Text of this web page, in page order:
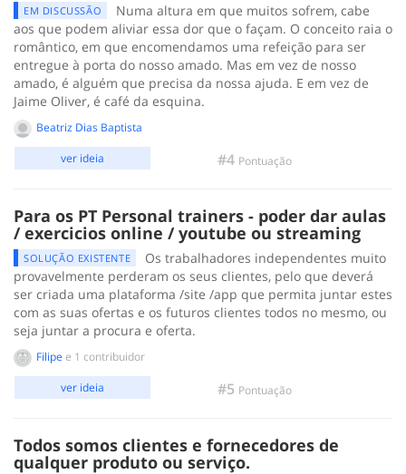
EM DISCUSSÃO
Numa altura em que muitos sofrem, cabe
aos que podem aliviar essa dor que o façam. O conceito raia o
romântico, em que encomendamos uma refeição para ser
entregue à porta do nosso amado. Mas em vez de nosso
amado, é alguém que precisa da nossa ajuda. E em vez de
Jaime Oliver, é café da esquina.
Beatriz Dias Baptista
#4 Pontuação
ver ideia
Para os PT Personal trainers - poder dar aulas
/ exercicios online / youtube ou streaming
SOLUÇÃO EXISTENTE
Os trabalhadores independentes muito
provavelmente perderam os seus clientes, pelo que deverá
ser criada uma plataforma /site /app que permita juntar estes
com as suas ofertas e os futuros clientes todos no mesmo, ou
seja juntar a procura e oferta.
Filipe e 1 contribuidor
#5 Pontuação
ver ideia
Todos somos clientes e fornecedores de
qualquer produto ou serviço.